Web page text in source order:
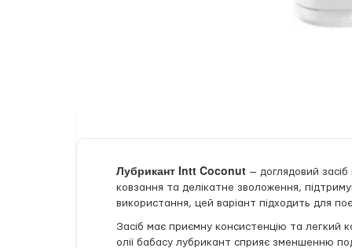
Лубрикант Intt Coconut — доглядовий
ковзання та делікатне зволоження,
використання, цей варіант підходить для
Засіб має приємну консистенцію та легкий
олії бабасу лубрикант сприяє зменшенню